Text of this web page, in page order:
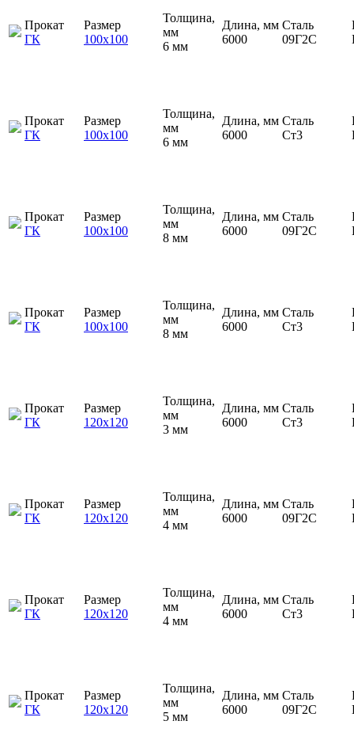
Прокат
ГК
Размер
100х100
Толщина,
мм
6 мм
Длина, мм
6000
Сталь
09Г2С
Прокат
ГК
Размер
100х100
Толщина,
мм
6 мм
Длина, мм
6000
Сталь
Ст3
Прокат
ГК
Размер
100х100
Толщина,
мм
8 мм
Длина, мм
6000
Сталь
09Г2С
Прокат
ГК
Размер
100х100
Толщина,
мм
8 мм
Длина, мм
6000
Сталь
Ст3
Прокат
ГК
Размер
120х120
Толщина,
мм
3 мм
Длина, мм
6000
Сталь
Ст3
Прокат
ГК
Размер
120х120
Толщина,
мм
4 мм
Длина, мм
6000
Сталь
09Г2С
Прокат
ГК
Размер
120х120
Толщина,
мм
4 мм
Длина, мм
6000
Сталь
Ст3
Прокат
ГК
Размер
120х120
Толщина,
мм
5 мм
Длина, мм
6000
Сталь
09Г2С